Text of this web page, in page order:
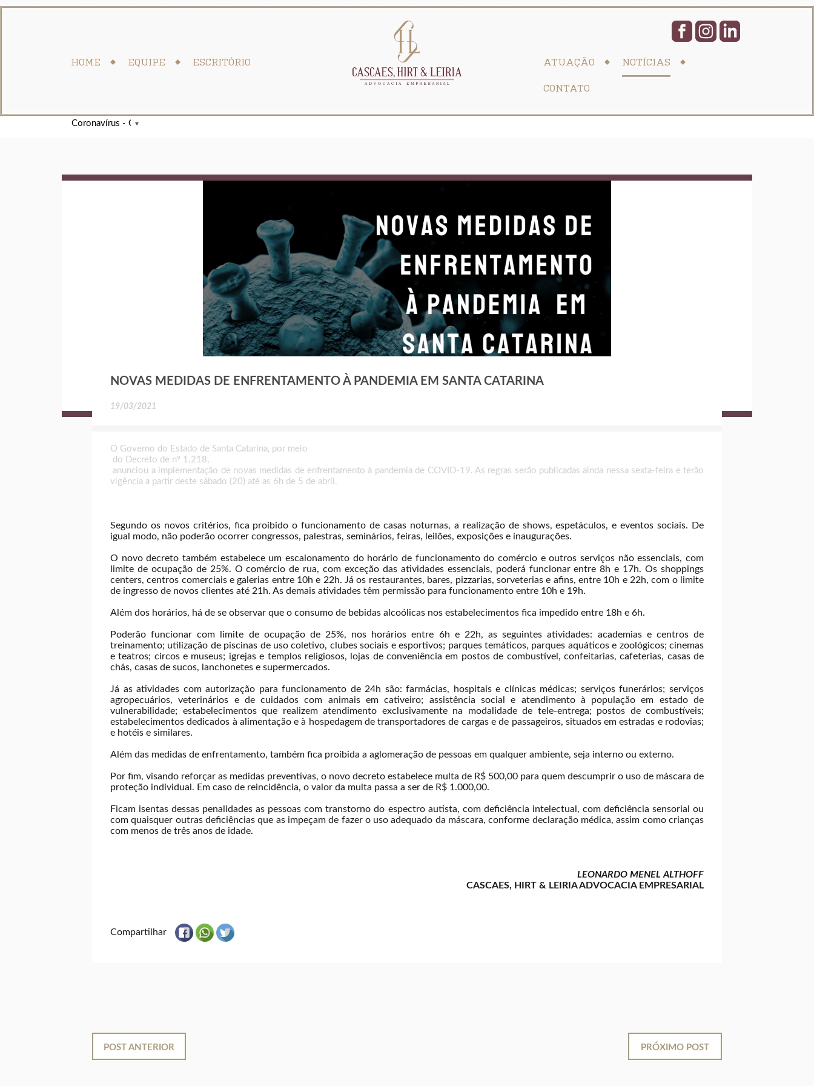
HOME EQUIPE ESCRITÓRIO ATUAÇÃO NOTÍCIAS
CONTATO
NOVAS MEDIDAS DE ENFRENTAMENTO À PANDEMIA EM SANTA CATARINA
19/03/2021
O Governo do Estado de Santa Catarina, por meio
do Decreto de nº 1.218,
anunciou a implementação de novas medidas de enfrentamento à pandemia de COVID-19. As regras serão publicadas ainda nessa sexta-feira e terão
vigência a partir deste sábado (20) até as 6h de 5 de abril.
Segundo os novos critérios, fica proibido o funcionamento de casas noturnas, a realização de shows, espetáculos, e eventos sociais. De
igual modo, não poderão ocorrer congressos, palestras, seminários, feiras, leilões, exposições e inaugurações.
O novo decreto também estabelece um escalonamento do horário de funcionamento do comércio e outros serviços não essenciais, com
limite de ocupação de 25%. O comércio de rua, com exceção das atividades essenciais, poderá funcionar entre 8h e 17h. Os shoppings
centers, centros comerciais e galerias entre 10h e 22h. Já os restaurantes, bares, pizzarias, sorveterias e afins, entre 10h e 22h, com o limite
de ingresso de novos clientes até 21h. As demais atividades têm permissão para funcionamento entre 10h e 19h.
Além dos horários, há de se observar que o consumo de bebidas alcoólicas nos estabelecimentos fica impedido entre 18h e 6h.
Poderão funcionar com limite de ocupação de 25%, nos horários entre 6h e 22h, as seguintes atividades: academias e centros de
treinamento; utilização de piscinas de uso coletivo, clubes sociais e esportivos; parques temáticos, parques aquáticos e zoológicos; cinemas
e teatros; circos e museus; igrejas e templos religiosos, lojas de conveniência em postos de combustível, confeitarias, cafeterias, casas de
chás, casas de sucos, lanchonetes e supermercados.
Já as atividades com autorização para funcionamento de 24h são: farmácias, hospitais e clínicas médicas; serviços funerários; serviços
agropecuários, veterinários e de cuidados com animais em cativeiro; assistência social e atendimento à população em estado de
vulnerabilidade; estabelecimentos que realizem atendimento exclusivamente na modalidade de tele-entrega; postos de combustíveis;
estabelecimentos dedicados à alimentação e à hospedagem de transportadores de cargas e de passageiros, situados em estradas e rodovias;
e hotéis e similares.
Além das medidas de enfrentamento, também fica proibida a aglomeração de pessoas em qualquer ambiente, seja interno ou externo.
Por fim, visando reforçar as medidas preventivas, o novo decreto estabelece multa de R$ 500,00 para quem descumprir o uso de máscara de
proteção individual. Em caso de reincidência, o valor da multa passa a ser de R$ 1.000,00.
Ficam isentas dessas penalidades as pessoas com transtorno do espectro autista, com deficiência intelectual, com deficiência sensorial ou
com quaisquer outras deficiências que as impeçam de fazer o uso adequado da máscara, conforme declaração médica, assim como crianças
com menos de três anos de idade.
LEONARDO MENEL ALTHOFF
CASCAES, HIRT & LEIRIA ADVOCACIA EMPRESARIAL
Compartilhar
POST ANTERIOR PRÓXIMO POST